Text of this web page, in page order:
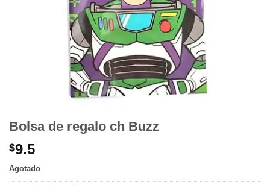
Bolsa de regalo ch Buzz
$9.5
Agotado